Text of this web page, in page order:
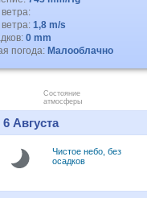
1,8 m/s
0 mm
погода: Малооблачно
Состояние
атмосферы
Августа
Чистое небо, без
осадков